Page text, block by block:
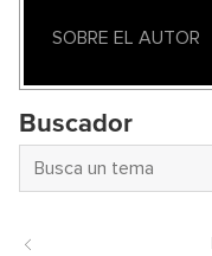
SOBRE EL AUTOR
Buscador